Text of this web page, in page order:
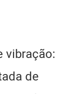
vibração:
de